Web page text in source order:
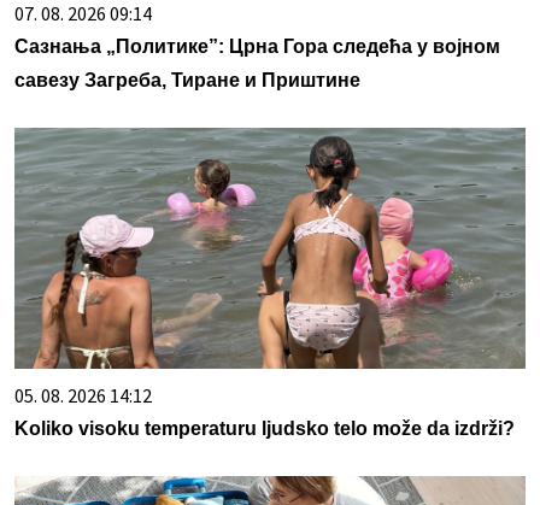
07. 08. 2026 09:14
Сазнања „Политике”: Црна Гора следећа у војном
савезу Загреба, Тиране и Приштине
05. 08. 2026 14:12
Koliko visoku temperaturu ljudsko telo može da izdrži?